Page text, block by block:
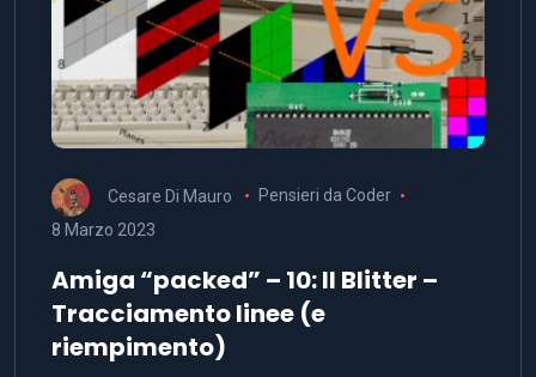
Cesare Di Mauro
Pensieri da Coder
8 Marzo 2023
Amiga “packed” – 10: Il Blitter –
Tracciamento linee (e
riempimento)